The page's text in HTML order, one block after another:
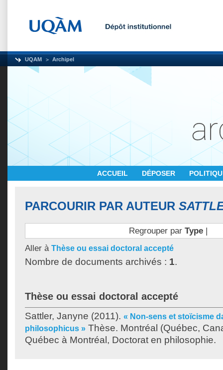
UQAM Archipel
ACCUEIL DÉPOSER
PARCOURIR PAR AUTEUR
Regrouper par Type|
Aller à Thèse ou essai doctoral accepté
Nombre de documents archivés : 1.
Thèse ou essai doctoral accepté
Sattler, Janyne (2011). « Non-sens et stoïcisme
philosophicus » Thèse. Montréal (Québec,
Québec à Montréal, Doctorat en philosophie.